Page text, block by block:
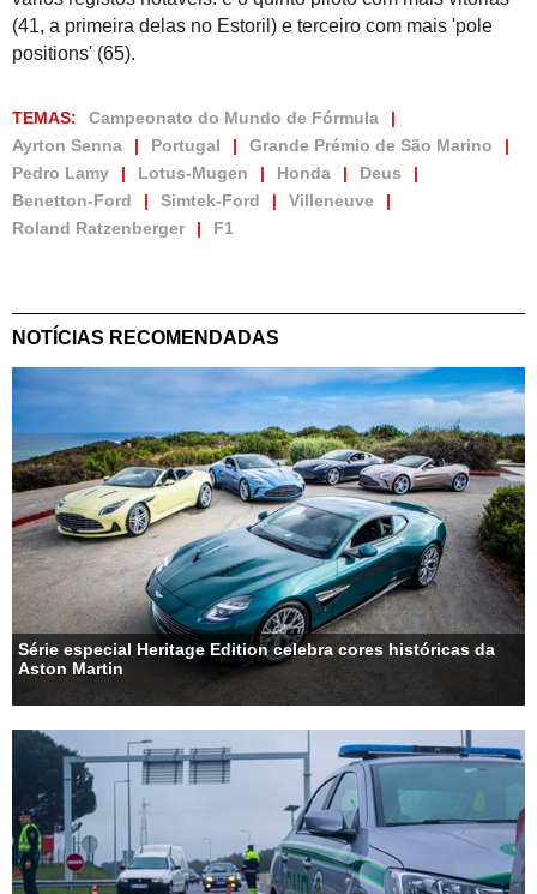
(41, a primeira delas no Estoril) e terceiro com mais 'pole
positions' (65).
TEMAS:
Campeonato do Mundo de Fórmula
Ayrton Senna
Portugal
Grande Prémio de São Marino
Pedro Lamy
Lotus-Mugen Honda
Deus
Benetton-Ford
Simtek-Ford
Villeneuve
Roland Ratzenberger
F1
NOTÍCIAS RECOMENDADAS
Série especial Heritage Edition celebra cores históricas da
Aston Martin